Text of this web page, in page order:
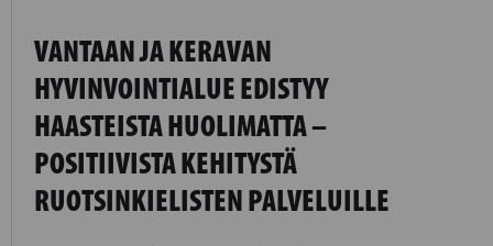
VANTAAN JA KERAVAN
HYVINVOINTIALUE EDISTYY
HAASTEISTA HUOLIMATTA –
POSITIIVISTA KEHITYSTÄ
RUOTSINKIELISTEN PALVELUILLE